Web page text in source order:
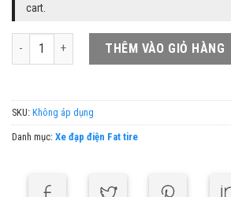
cart.
Xe Đạp Trợ Lực Điện Gấp Gọn 5TH Wheel
THÊM VÀO GIỎ HÀNG
SKU: Không áp dụng
Danh mục: Xe đạp điện Fat tire